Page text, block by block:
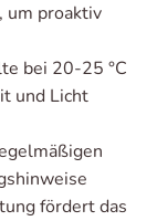
um proaktiv
bei 20-25 °C
und Licht
fördert das